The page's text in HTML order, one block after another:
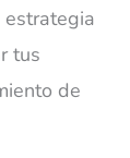
tus
de